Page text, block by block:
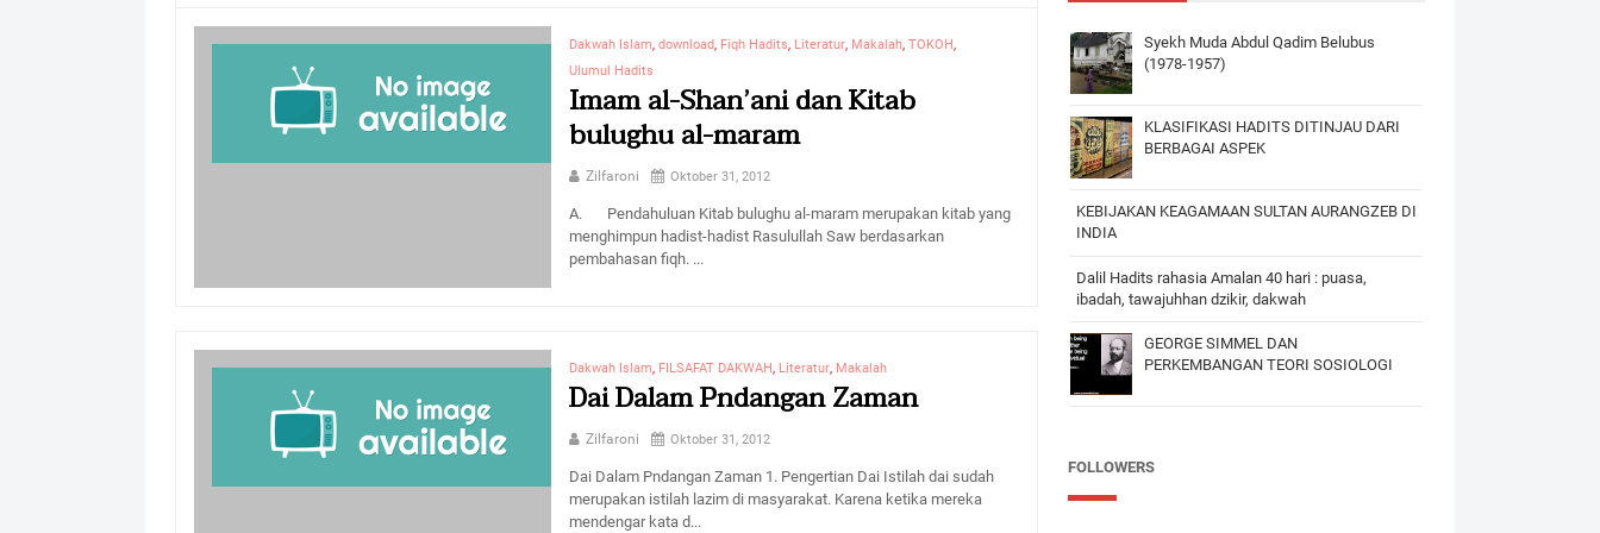
Dakwah Islam, download, Fiqh Hadits, Literatur, Makalah, TOKOH,
Ulumul Hadits
Imam al-Shan’ani dan Kitab
bulughu al-maram
Zilfaroni Oktober 31, 2012
A. Pendahuluan Kitab bulughu al-maram merupakan kitab yang
menghimpun hadist-hadist Rasulullah Saw berdasarkan
pembahasan fiqh. ...
Dakwah Islam, FILSAFAT DAKWAH, Literatur, Makalah
Dai Dalam Pndangan Zaman
Zilfaroni Oktober 31, 2012
Dai Dalam Pndangan Zaman 1. Pengertian Dai Istilah dai sudah
merupakan istilah lazim di masyarakat. Karena ketika mereka
mendengar kata d...
Syekh Muda Abdul Qadim Belubus
(1978-1957)
KLASIFIKASI HADITS DITINJAU DARI
BERBAGAI ASPEK
KEBIJAKAN KEAGAMAAN SULTAN AURANGZEB DI
INDIA
Dalil Hadits rahasia Amalan 40 hari : puasa,
ibadah, tawajuhhan dzikir, dakwah
GEORGE SIMMEL DAN
PERKEMBANGAN TEORI SOSIOLOGI
FOLLOWERS